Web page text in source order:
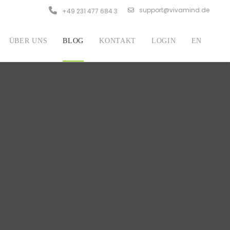
support@vivamind.de
+49 231 477 684 3
ÜBER UNS BLOG KONTAKT LOGIN EN